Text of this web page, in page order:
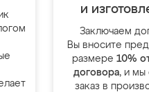
и
Заключаем
Вы вносите
размере 10%
договора, и мы
заказ в